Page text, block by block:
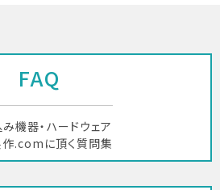
FAQ
機器・ハードウェア
.comに頂く質問集